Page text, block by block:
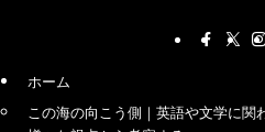
ホーム
この海の向こう側｜英語や文学に関